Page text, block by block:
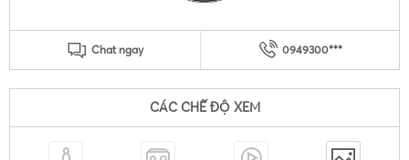
Chat ngay 0949300***
CÁC CHẾ ĐỘ XEM